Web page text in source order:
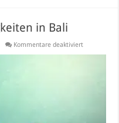
in Bali
Kommentare deaktiviertfür